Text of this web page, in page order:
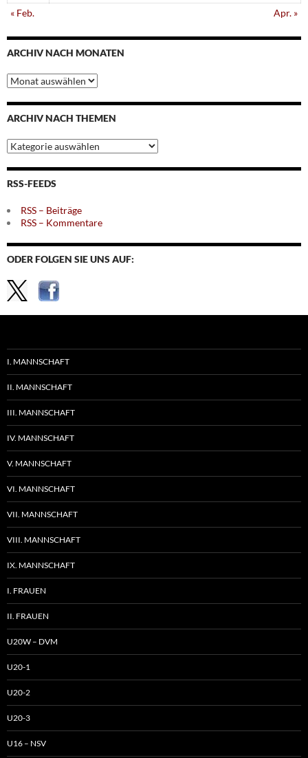
« Feb.
Apr. »
ARCHIV NACH MONATEN
Archiv
nach
Monaten
ARCHIV NACH THEMEN
Archiv
nach
Themen
RSS-FEEDS
RSS – Beiträge
RSS – Kommentare
ODER FOLGEN SIE UNS AUF:
I. MANNSCHAFT
II. MANNSCHAFT
III. MANNSCHAFT
IV. MANNSCHAFT
V. MANNSCHAFT
VI. MANNSCHAFT
VII. MANNSCHAFT
VIII. MANNSCHAFT
IX. MANNSCHAFT
I. FRAUEN
II. FRAUEN
U20W – DVM
U20-1
U20-2
U20-3
U16 – NSV